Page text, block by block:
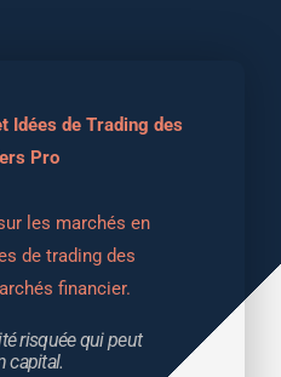
Idées de Trading des
Pro
les marchés en
de trading des
financier.
risquée qui peut
capital.